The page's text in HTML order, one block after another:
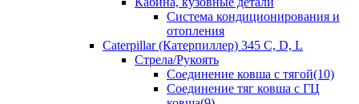
Система кондиционирования и
отопления
Caterpillar (Катерпиллер) 345 C, D, L
Стрела/Рукоять
Соединение ковша с тягой(10)
Соединение тяг ковша с ГЦ